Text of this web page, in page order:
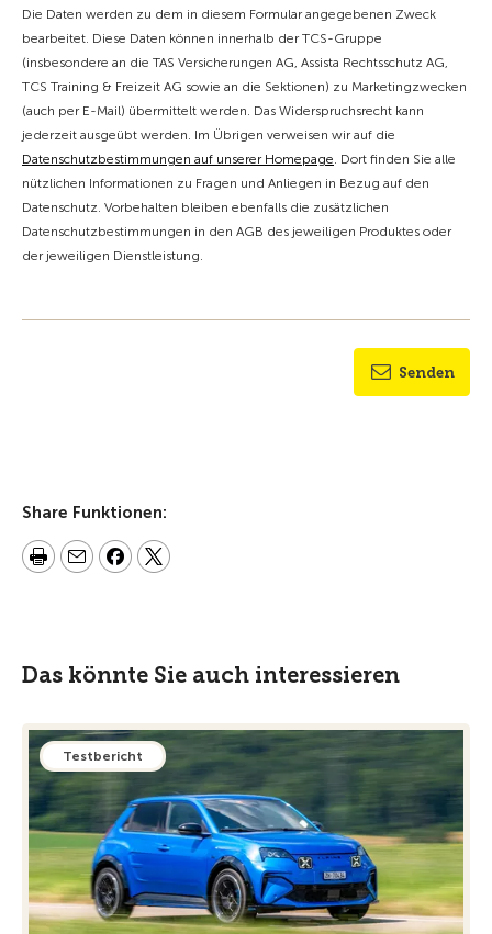
Die Daten werden zu dem in diesem Formular angegebenen Zweck
bearbeitet. Diese Daten können innerhalb der TCS-Gruppe
(insbesondere an die TAS Versicherungen AG, Assista Rechtsschutz AG,
TCS Training & Freizeit AG sowie an die Sektionen) zu Marketingzwecken
(auch per E-Mail) übermittelt werden. Das Widerspruchsrecht kann
jederzeit ausgeübt werden. Im Übrigen verweisen wir auf die
Datenschutzbestimmungen auf unserer Homepage. Dort finden Sie alle
nützlichen Informationen zu Fragen und Anliegen in Bezug auf den
Datenschutz. Vorbehalten bleiben ebenfalls die zusätzlichen
Datenschutzbestimmungen in den AGB des jeweiligen Produktes oder
der jeweiligen Dienstleistung.
Senden
Share Funktionen:
Das könnte Sie auch interessieren
Testbericht